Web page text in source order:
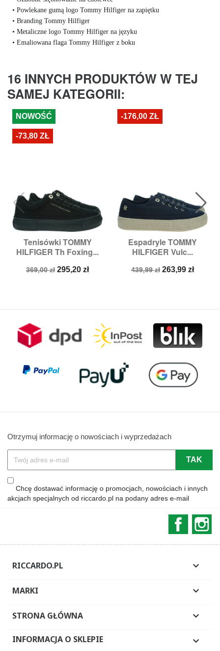
• Powlekane gumą logo Tommy Hilfiger na zapiętku
• Branding Tommy Hilfiger
• Metaliczne logo Tommy Hilfiger na języku
• Emaliowana flaga Tommy Hilfiger z boku
16 INNYCH PRODUKTÓW W TEJ
SAMEJ KATEGORII:
Tenisówki TOMMY
HILFIGER Th Foxing...
Cena
369,00 zł Cena
295,20 zł
NOWOŚĆ
-73,80 ZŁ
Espadryle TOMMY
HILFIGER Vulc...
Cena
439,99 zł Cena
263,99 zł
-176,00 ZŁ
Otrzymuj informację o nowościach i wyprzedażach
Chcę dostawać informację o promocjach, nowościach i innych
akcjach specjalnych od riccardo.pl na podany adres e-mail
RICCARDO.PL 
MARKI 
STRONA GŁÓWNA 
INFORMACJA O SKLEPIE 